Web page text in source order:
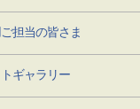
担当の皆さま
ギャラリー